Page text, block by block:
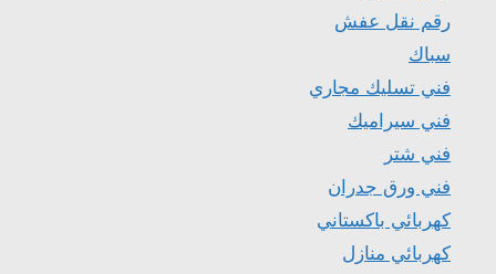
رقم نقل عفش
سباك
فني تسليك مجاري
فني سيراميك
فني شتر
فني ورق جدران
كهربائي باكستاني
كهربائي منازل